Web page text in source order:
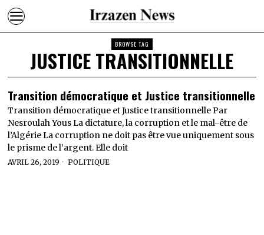
BROWSE TAG
JUSTICE TRANSITIONNELLE
Transition démocratique et Justice transitionnelle
Transition démocratique et Justice transitionnelle Par
Nesroulah Yous La dictature, la corruption et le mal-être de
l’Algérie La corruption ne doit pas être vue uniquement sous
le prisme de l’argent. Elle doit
AVRIL 26, 2019 POLITIQUE